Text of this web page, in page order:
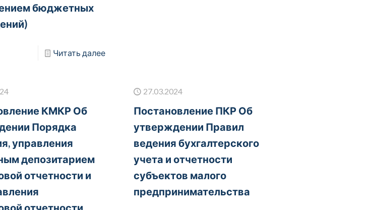
бюджетных
Читать далее
КМКР Об
Порядка
управления
депозитарием
отчетности и
отчетности
27.03.2024
Постановление ПКР Об
утверждении Правил
ведения бухгалтерского
учета и отчетности
субъектов малого
предпринимательства